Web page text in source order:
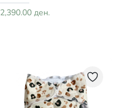
2,390.00 ден.